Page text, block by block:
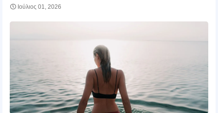
Ιούλιος 01, 2026